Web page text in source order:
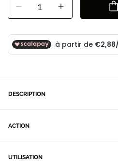
1
DESCRIPTION
ACTION
UTILISATION